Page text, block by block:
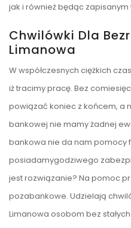
jak i również będąc
Chwilówki Dla
Limanowa
W współczesnych ciężkich
iż tracimy pracę. Bez
powiązać koniec z końcem, a
bankowej nie mamy żadnej
bankowa nie da nam pomocy
posiadamygodziwego
jest rozwiązanie? Na pomoc
pozabankowe. Udzielają
Limanowa osobom bez